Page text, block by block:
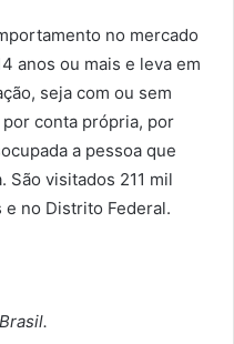
no mercado
anos ou mais e leva em
seja com ou sem
conta própria, por
a pessoa que
São visitados 211 mil
no Distrito Federal.